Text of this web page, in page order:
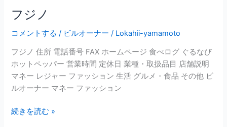
フジノ
コメントする / ビルオーナー / Lokahii-yamamoto
フジノ 住所 電話番号 FAX ホームページ 食べログ ぐるなび
ホットペッパー 営業時間 定休日 業種・取扱品目 店舗説明
マネー レジャー ファッション 生活 グルメ・食品 その他 ビ
ルオーナー マネー ファッション
続きを読む »